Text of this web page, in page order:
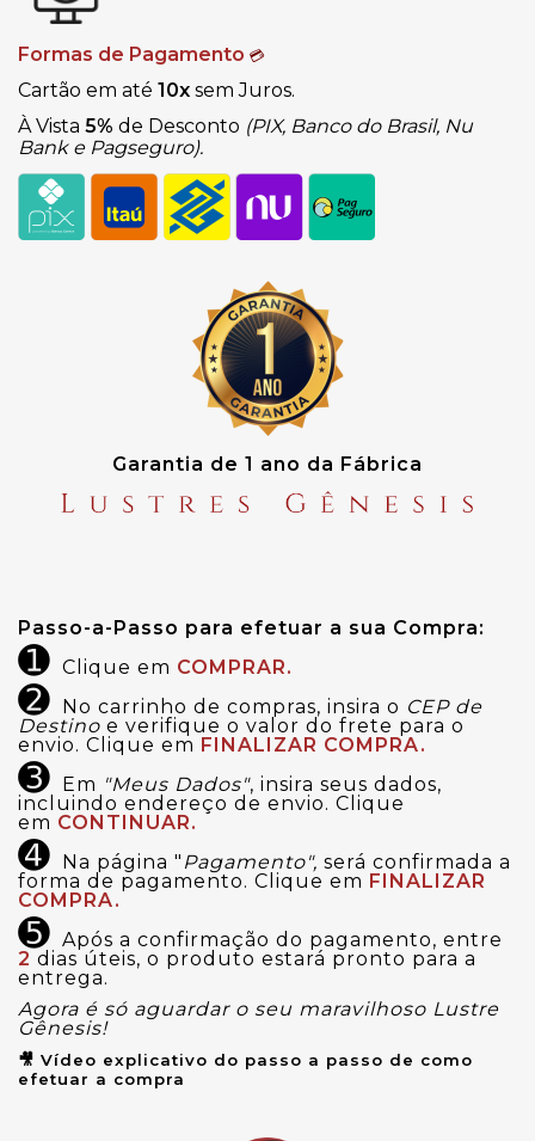
Formas de Pagamento 💳
Cartão em até 10x sem Juros.
À Vista 5% de Desconto (PIX, Banco do Brasil, Nu
Bank e Pagseguro).
Garantia de 1 ano da Fábrica
Passo-a-Passo para efetuar a sua Compra:
➊ Clique em COMPRAR.
➋ No carrinho de compras, insira o CEP de
Destino e verifique o valor do frete para o
envio. Clique em FINALIZAR COMPRA.
➌ Em "Meus Dados", insira seus dados,
incluindo endereço de envio. Clique
em CONTINUAR.
➍ Na página " Pagamento", será confirmada a
forma de pagamento. Clique em FINALIZAR
COMPRA.
➎ Após a confirmação do pagamento, entre
2 dias úteis, o produto estará pronto para a
entrega.
Agora é só aguardar o seu maravilhoso Lustre
Gênesis!
🎥 Vídeo explicativo do passo a passo de como
efetuar a compra